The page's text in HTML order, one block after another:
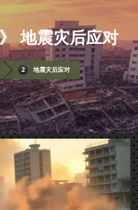
地震灾后应对
地震灾后应对